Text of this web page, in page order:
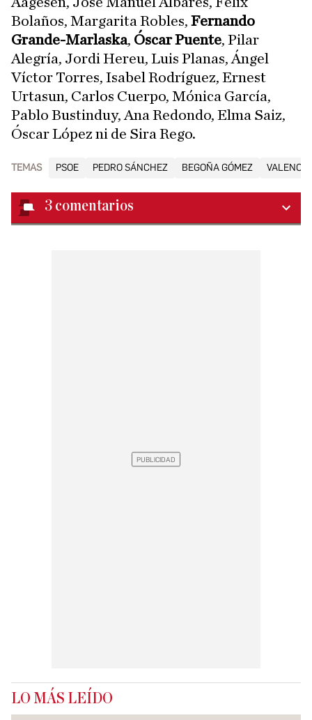
Bolaños, Margarita Robles, Fernando
Grande-Marlaska, Óscar Puente, Pilar
Alegría, Jordi Hereu, Luis Planas, Ángel
Víctor Torres, Isabel Rodríguez, Ernest
Urtasun, Carlos Cuerpo, Mónica García,
Pablo Bustinduy, Ana Redondo, Elma Saiz,
Óscar López ni de Sira Rego.
TEMAS PSOE PEDRO SÁNCHEZ BEGOÑA GÓMEZ VALENCIA
3 comentarios
LO MÁS LEÍDO